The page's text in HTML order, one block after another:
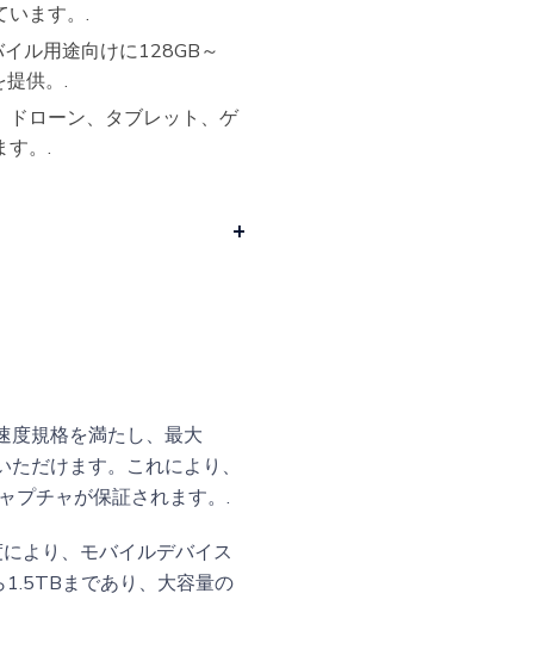
います。.
ル用途向けに128GB～
供。.
ローン、タブレット、ゲ
す。.
規格を満たし、最大
だけます。これにより、
プチャが保証されます。.
より、モバイルデバイス
まであり、大容量の